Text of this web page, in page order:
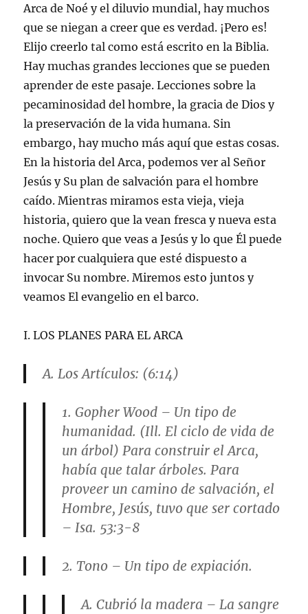
Arca de Noé y el diluvio mundial, hay muchos
que se niegan a creer que es verdad. ¡Pero es!
Elijo creerlo tal como está escrito en la Biblia.
Hay muchas grandes lecciones que se pueden
aprender de este pasaje. Lecciones sobre la
pecaminosidad del hombre, la gracia de Dios y
la preservación de la vida humana. Sin
embargo, hay mucho más aquí que estas cosas.
En la historia del Arca, podemos ver al Señor
Jesús y Su plan de salvación para el hombre
caído. Mientras miramos esta vieja, vieja
historia, quiero que la vean fresca y nueva esta
noche. Quiero que veas a Jesús y lo que Él puede
hacer por cualquiera que esté dispuesto a
invocar Su nombre. Miremos esto juntos y
veamos El evangelio en el barco.
I. LOS PLANES PARA EL ARCA
A. Los Artículos: (6:14)
1. Gopher Wood – Un tipo de
humanidad. (Ill. El ciclo de vida de
un árbol) Para construir el Arca,
había que talar árboles. Para
proveer un camino de salvación, el
Hombre, Jesús, tuvo que ser cortado
– Isa. 53:3-8
2. Tono – Un tipo de expiación.
A. Cubrió la madera – La sangre